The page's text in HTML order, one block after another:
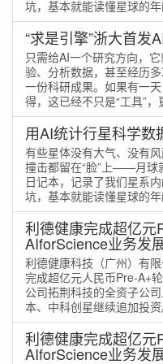
坑，基本就能读懂星球的
“求是引擎”浙大首发
只需给AI一个研究方向，
验、分析数据，甚至经历
一份科研成果。如果有一
得，这已经不只是“工具”
用AI统计行星科学数
有些星体没有大气、没有
撞击都留在“脸”上——月球
日记本，记录了我们星系
坑，基本就能读懂星球的
利德健康完成超亿元
AIforScience业务发
利德健康科技（广州）有
完成超亿元人民币Pre-A+
公司拓荆科技的全资子公
本、中科创星继续追加投
利德健康完成超亿元
AIforScience业务发